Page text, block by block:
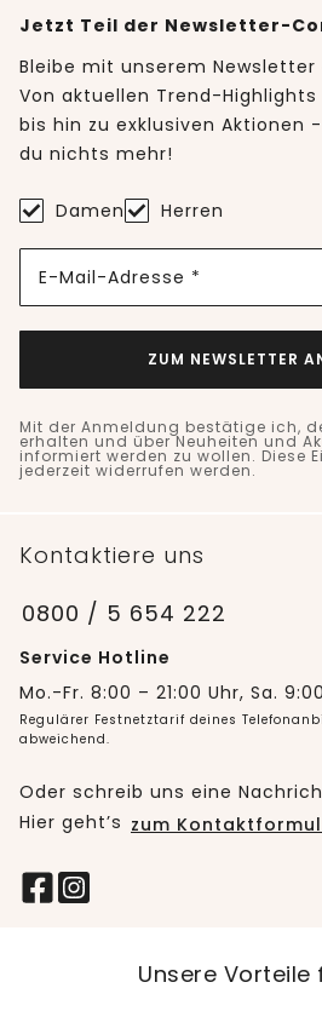
Jetzt Teil der Newsletter-
Bleibe mit unserem
Von aktuellen Trend-
bis hin zu exklusiven Aktionen
du nichts mehr!
Damen Herren
E-Mail-Adresse *
ZUM NEWSLETTER
Mit der Anmeldung bestätige ich,
erhalten und über Neuheiten und
informiert werden zu wollen. Diese
jederzeit widerrufen werden.
Kontaktiere uns
0800 / 5 654 222
Service Hotline
Mo.-Fr. 8:00 – 21:00 Uhr, Sa.
Regulärer Festnetztarif deines
abweichend.
Oder schreib uns eine
Hier geht’s zum
Unsere Vorteile